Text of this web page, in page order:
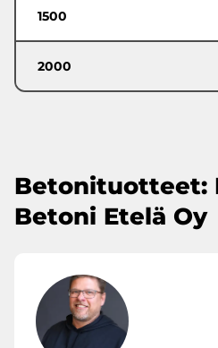
1500
2000
Betonituotteet:
Betoni Etelä Oy